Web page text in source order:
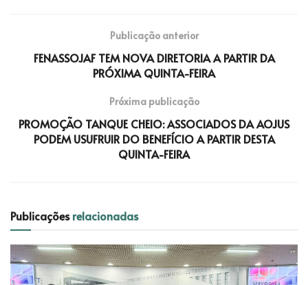
Publicação anterior
FENASSOJAF TEM NOVA DIRETORIA A PARTIR DA
PRÓXIMA QUINTA-FEIRA
Próxima publicação
PROMOÇÃO TANQUE CHEIO: ASSOCIADOS DA AOJUS
PODEM USUFRUIR DO BENEFÍCIO A PARTIR DESTA
QUINTA-FEIRA
Publicaçõesrelacionadas